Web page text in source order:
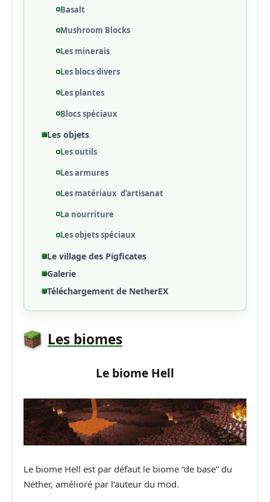
Basalt
Mushroom Blocks
Les minerais
Les blocs divers
Les plantes
Blocs spéciaux
Les objets
Les outils
Les armures
Les matériaux d’artisanat
La nourriture
Les objets spéciaux
Le village des Pigficates
Galerie
Téléchargement de NetherEX
Les biomes
Le biome Hell
Le biome Hell est par défaut le biome “de base” du
Nether, amélioré par l’auteur du mod.